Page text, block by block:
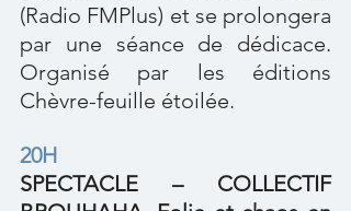
(Radio FMPlus) et se prolongera
par une séance de dédicace.
Organisé par les éditions
Chèvre-feuille étoilée.
20H
SPECTACLE – COLLECTIF